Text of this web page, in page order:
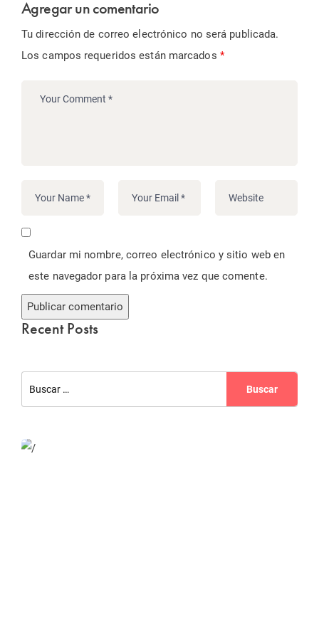
Agregar un comentario
Tu dirección de correo electrónico no será publicada.
Los campos requeridos están marcados *
Guardar mi nombre, correo electrónico y sitio web en
este navegador para la próxima vez que comente.
Recent Posts